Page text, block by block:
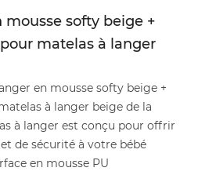
softy beige +
matelas à langer
en mousse softy beige +
à langer beige de la
à langer est conçu pour offrir
de sécurité à votre bébé
en mousse PU